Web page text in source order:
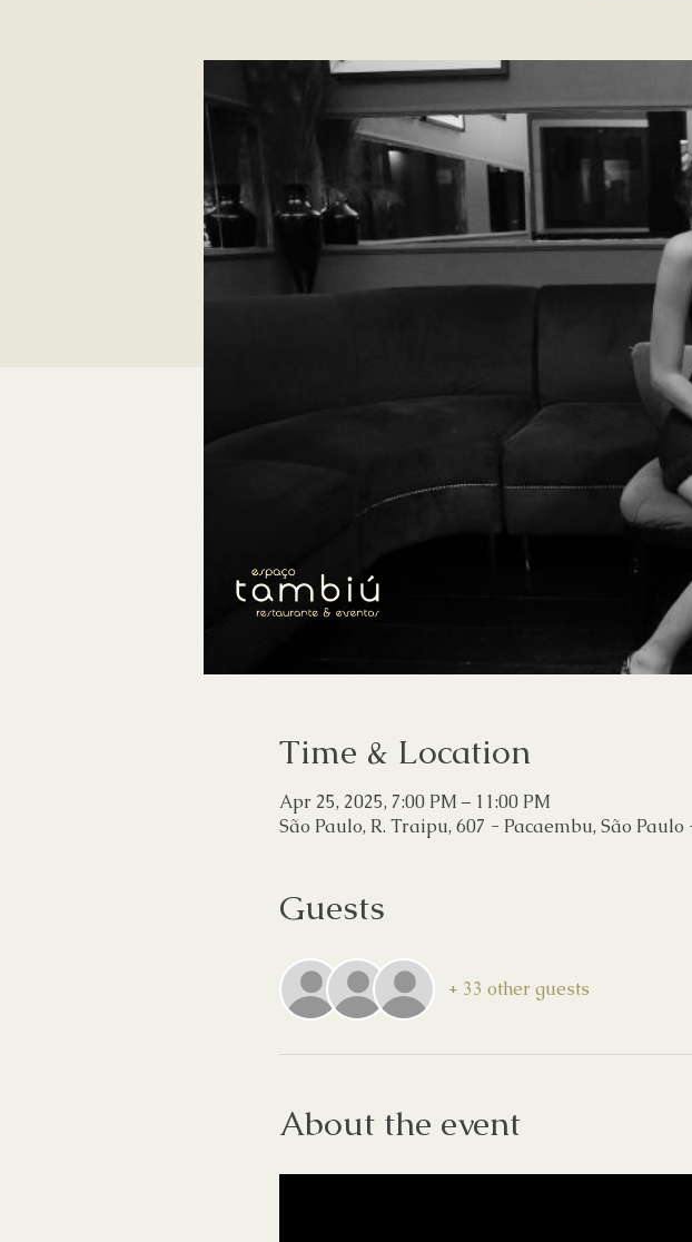
Time & Location
Apr 25, 2025, 7:00 PM – 11:00 PM
São Paulo, R. Traipu, 607 - Pacaembu, São Paulo
Guests
+ 33 other guests
About the event